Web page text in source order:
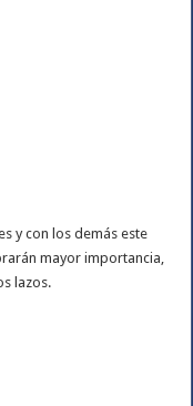
y con los demás este
mayor importancia,
lazos.